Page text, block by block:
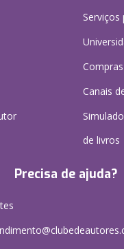
Serviços
Canais
de livros
Precisa de ajuda?